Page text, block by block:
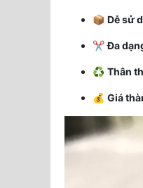
📦 Dễ sử
✂️Đa
♻️ Thân
💰 Giá